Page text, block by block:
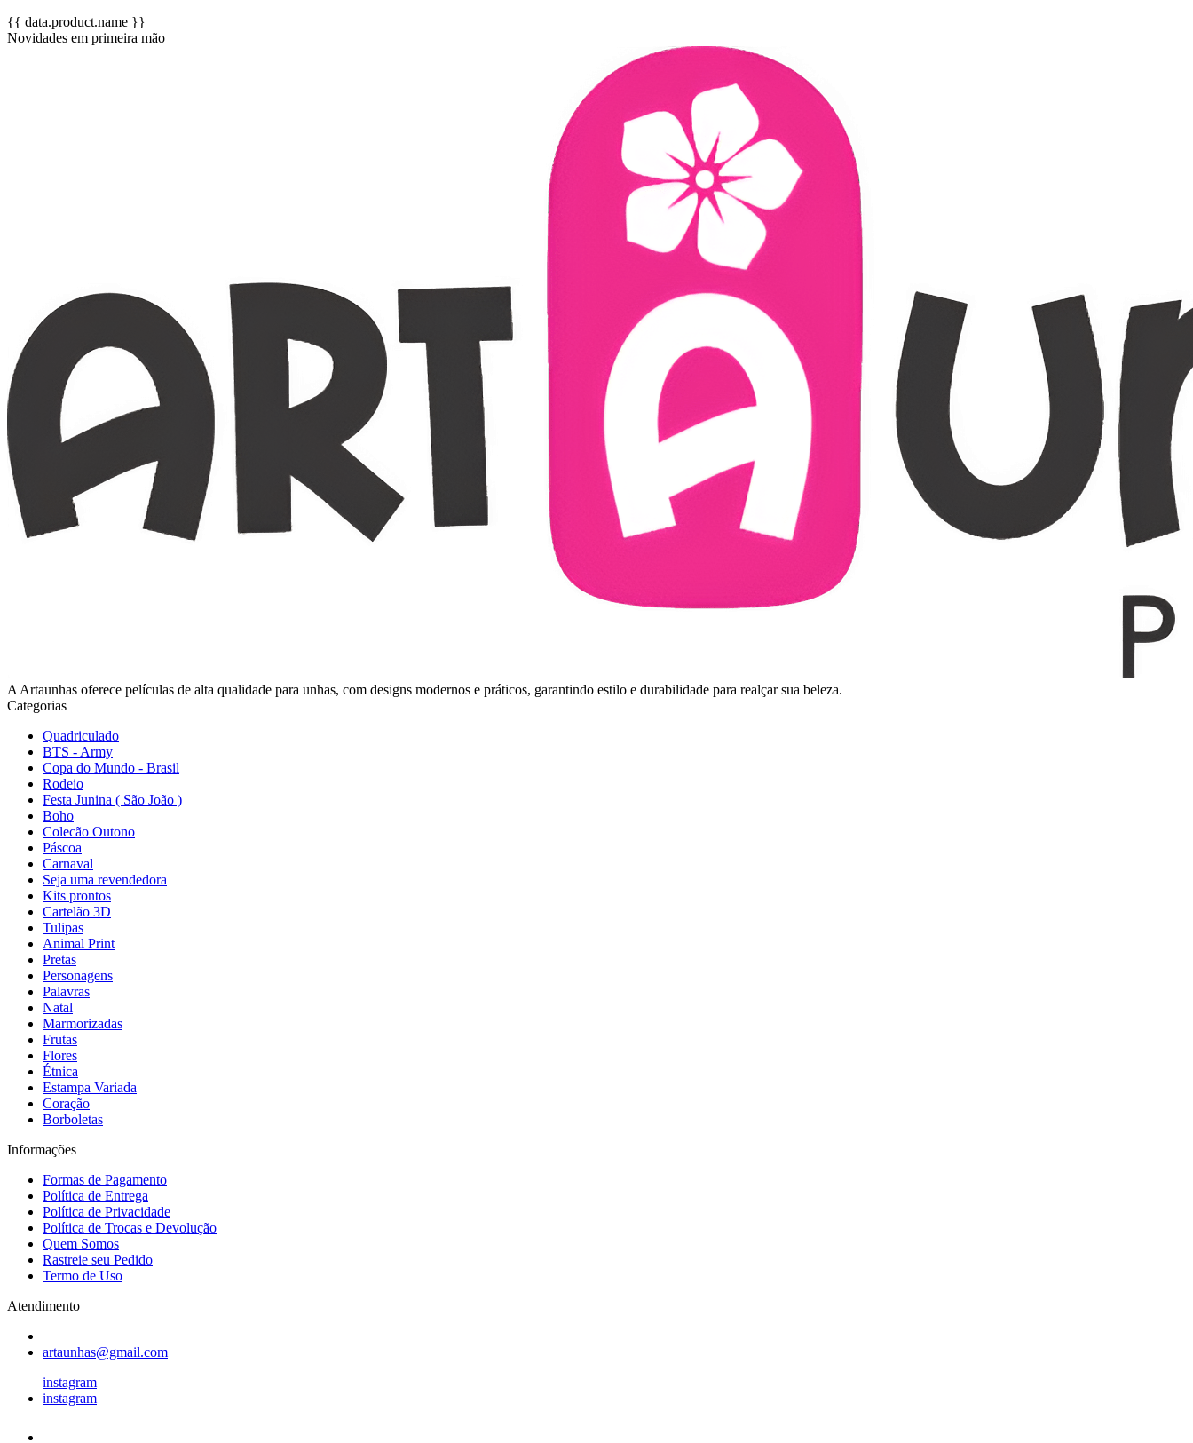
{{ data.product.name }}
Novidades em primeira mão
A Artaunhas oferece películas de alta qualidade para unhas, com designs modernos e práticos, garantindo estilo e durabilidade para realçar sua beleza.
Categorias
Quadriculado
BTS - Army
Copa do Mundo - Brasil
Rodeio
Festa Junina ( São João )
Boho
Colecão Outono
Páscoa
Carnaval
Seja uma revendedora
Kits prontos
Cartelão 3D
Tulipas
Animal Print
Pretas
Personagens
Palavras
Natal
Marmorizadas
Frutas
Flores
Étnica
Estampa Variada
Coração
Borboletas
Informações
Formas de Pagamento
Política de Entrega
Política de Privacidade
Política de Trocas e Devolução
Quem Somos
Rastreie seu Pedido
Termo de Uso
Atendimento
artaunhas@gmail.com
instagram
instagram